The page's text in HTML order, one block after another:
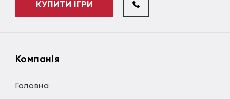
КУПИТИ ІГРИ
Компанія
Головна